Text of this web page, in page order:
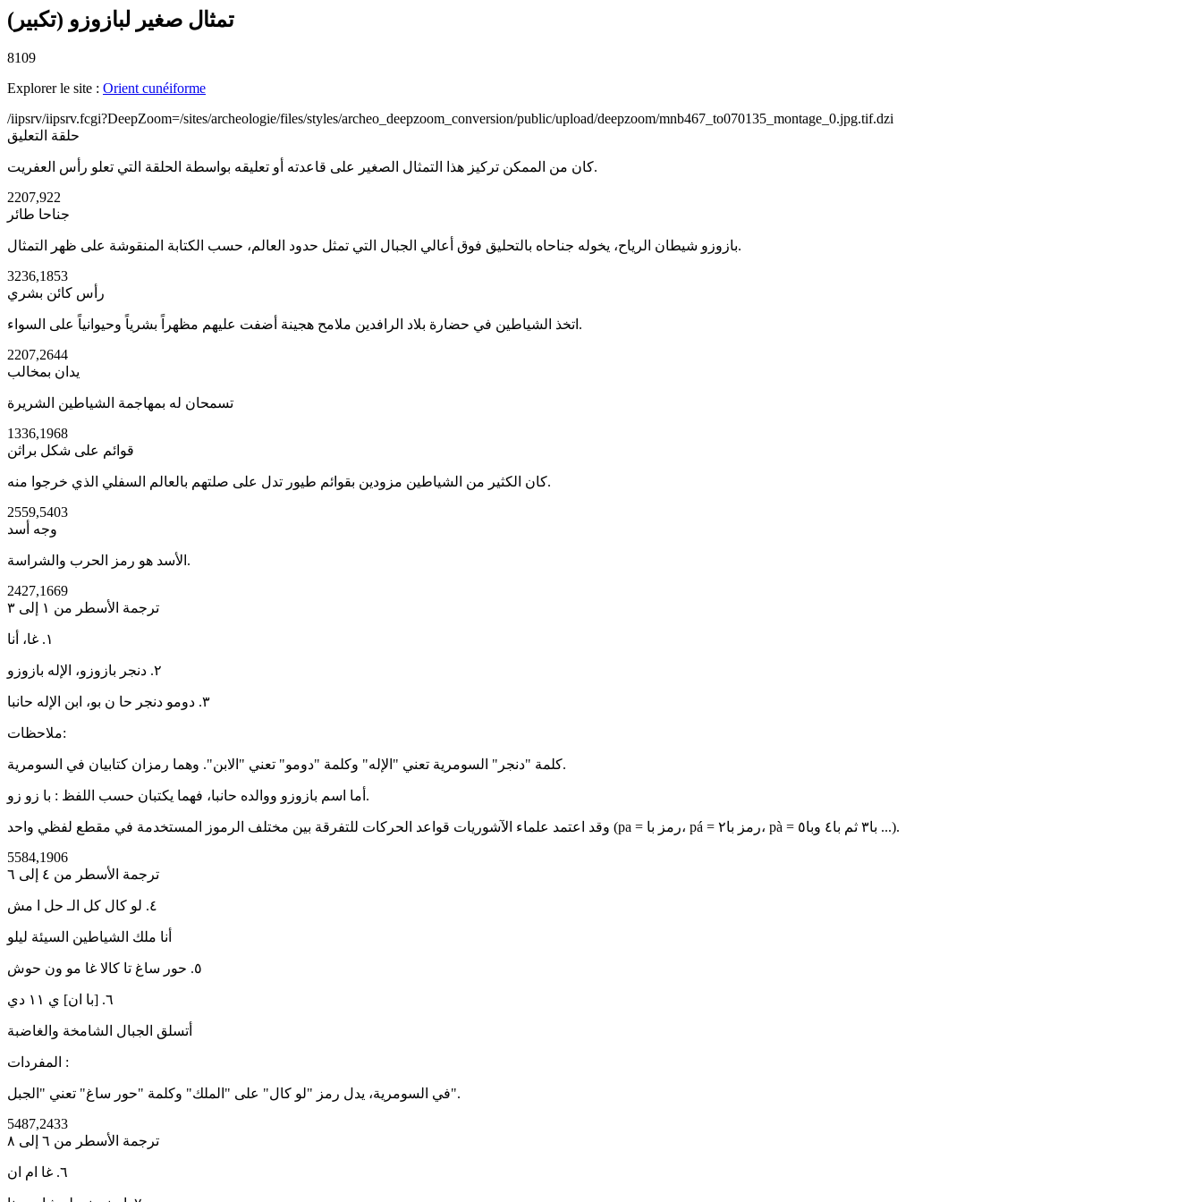
تمثال صغير لبازوزو (تكبير)
8109
Explorer le site : Orient cunéiforme
/iipsrv/iipsrv.fcgi?DeepZoom=/sites/archeologie/files/styles/archeo_deepzoom_conversion/public/upload/deepzoom/mnb467_to070135_montage_0.jpg.tif.dzi
حلقة التعليق
كان من الممكن تركيز هذا التمثال الصغير على قاعدته أو تعليقه بواسطة الحلقة التي تعلو رأس العفريت.
2207,922
جناحا طائر
بازوزو شيطان الرياح، يخوله جناحاه بالتحليق فوق أعالي الجبال التي تمثل حدود العالم، حسب الكتابة المنقوشة على ظهر التمثال.
3236,1853
رأس كائن بشري
اتخذ الشياطين في حضارة بلاد الرافدين ملامح هجينة أضفت عليهم مظهراً بشرياً وحيوانياً على السواء.
2207,2644
يدان بمخالب
تسمحان له بمهاجمة الشياطين الشريرة
1336,1968
قوائم على شكل براثن
كان الكثير من الشياطين مزودين بقوائم طيور تدل على صلتهم بالعالم السفلي الذي خرجوا منه.
2559,5403
وجه أسد
الأسد هو رمز الحرب والشراسة.
2427,1669
ترجمة الأسطر من ١ إلى ٣
١. غا، أنا
٢. دنجر بازوزو، الإله بازوزو
٣. دومو دنجر حا ن بو، ابن الإله حانبا
ملاحظات:
كلمة "دنجر" السومرية تعني "الإله" وكلمة "دومو" تعني "الابن". وهما رمزان كتابيان في السومرية.
أما اسم بازوزو ووالده حانبا، فهما يكتبان حسب اللفظ : با زو زو.
وقد اعتمد علماء الآشوريات قواعد الحركات للتفرقة بين مختلف الرموز المستخدمة في مقطع لفظي واحد (pa = رمز با، pá = رمز با٢، pà = با٣ ثم با٤ وبا٥ ...).
5584,1906
ترجمة الأسطر من ٤ إلى ٦
٤. لو كال كل الـ حل ا مش
أنا ملك الشياطين السيئة ليلو
٥. حور ساغ تا كالا غا مو ون حوش
٦. [با ان] ي ١١ دي
أتسلق الجبال الشامخة والغاضبة
المفردات :
في السومرية، يدل رمز "لو كال" على "الملك" وكلمة "حور ساغ" تعني "الجبل".
5487,2433
ترجمة الأسطر من ٦ إلى ٨
٦. غا ام ان